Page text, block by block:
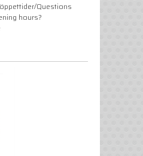
Questions
hours?